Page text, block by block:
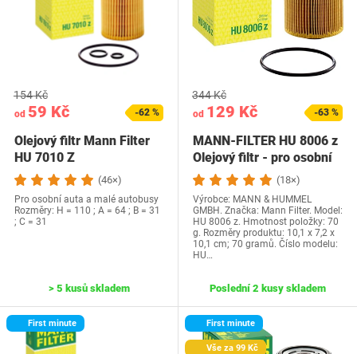
od 59 Kč
154 Kč
-62 %
Olejový filtr Mann Filter
HU 7010 Z
(46×)
Pro osobní auta a malé autobusy
Rozměry: H = 110 ; A = 64 ; B = 31
; C = 31
> 5 kusů skladem
od 129 Kč
344 Kč
-63 %
MANN-FILTER HU 8006 z
Olejový filtr - pro osobní
automobily…
(18×)
Výrobce: MANN & HUMMEL
GMBH. Značka: Mann Filter. Model:
HU 8006 z. Hmotnost položky: 70
g. Rozměry produktu: 10,1 x 7,2 x
10,1 cm; 70 gramů. Číslo modelu:
HU…
Poslední 2 kusy skladem
First minute First minute
Vše za 99 Kč